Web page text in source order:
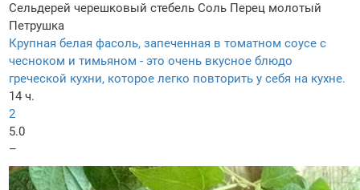
Сельдерей черешковый стебель Соль Перец молотый
Петрушка
Крупная белая фасоль, запеченная в томатном соусе с
чесноком и тимьяном - это очень вкусное блюдо
греческой кухни, которое легко повторить у себя на кухне.
14 ч.
2
5.0
–